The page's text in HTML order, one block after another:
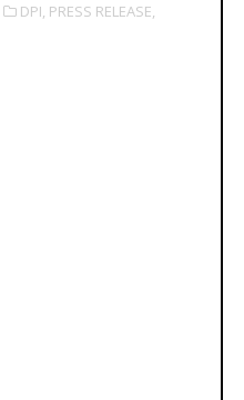
DPI, PRESS RELEASE,